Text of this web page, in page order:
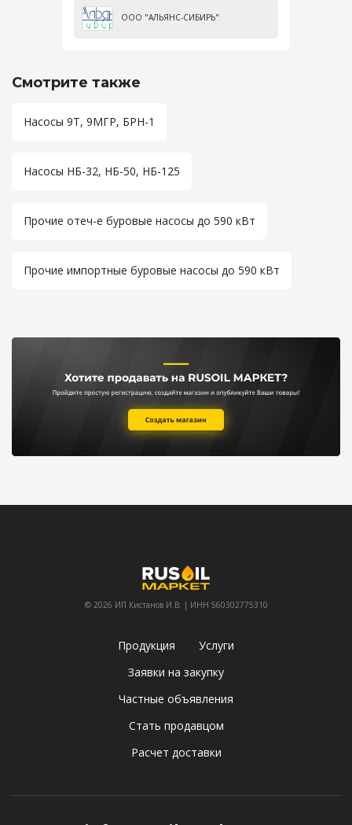
ООО "АЛЬЯНС-СИБИРЬ"
Смотрите также
Насосы 9Т, 9МГР, БРН-1
Насосы НБ-32, НБ-50, НБ-125
Прочие отеч-е буровые насосы до 590 кВт
Прочие импортные буровые насосы до 590 кВт
© 2026 ИП Кистанов И.В. | ИНН 560302775310
Продукция
Услуги
Заявки на закупку
Частные объявления
Стать продавцом
Расчет доставки